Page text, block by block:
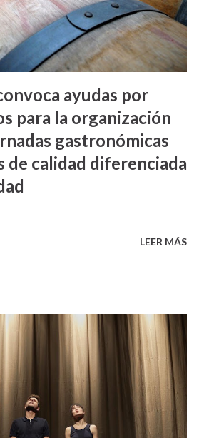
ayudas por
para la organización
gastronómicas
de calidad diferenciada
LEER MÁS